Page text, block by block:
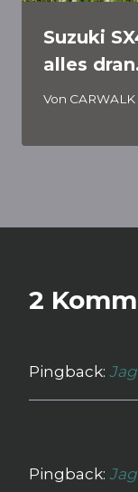
Suzuki
alles
Von CARWALK
2
Pingback:
Pingback: